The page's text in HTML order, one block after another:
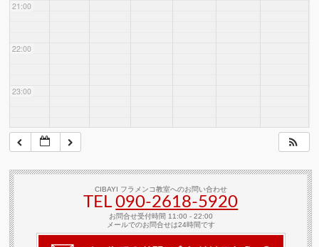
21:00
22:00
23:00
CIBAYI フラメンコ教室へのお問い合わせ
TEL090-2618‐5920
お問合せ受付時間 11:00 - 22:00
メールでのお問合せは24時間です